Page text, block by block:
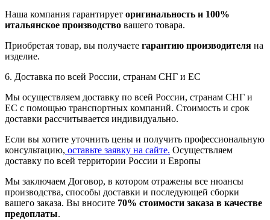
Наша компания гарантирует оригинальность и 100%
итальянское производство вашего товара.
Приобретая товар, вы получаете гарантию производителя на
изделие.
6. Доставка по всей России, странам СНГ и ЕС
Мы осуществляем доставку по всей России, странам СНГ и
ЕС с помощью транспортных компаний. Стоимость и срок
доставки рассчитывается индивидуально.
Если вы хотите уточнить цены и получить профессиональную
консультацию, оставьте заявку на сайте. Осуществляем
доставку по всей территории России и Европы
Мы заключаем Договор, в котором отражены все нюансы
производства, способы доставки и последующей сборки
вашего заказа. Вы вносите 70% стоимости заказа в качестве
предоплаты.